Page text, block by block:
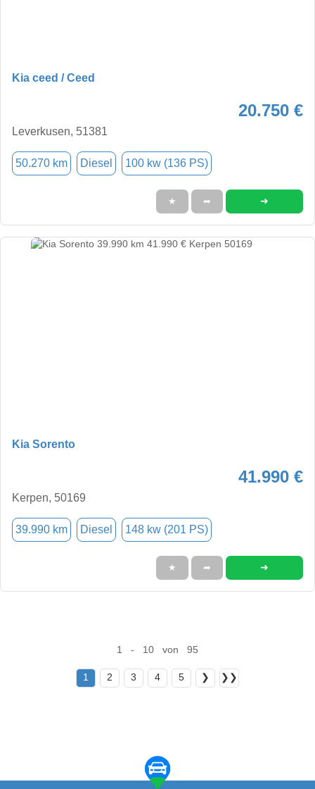
Kia ceed / Ceed
20.750 €
Leverkusen, 51381
50.270 km Diesel 100 kw (136 PS)
★ ➦ ➜
Kia Sorento
41.990 €
Kerpen, 50169
39.990 km Diesel 148 kw (201 PS)
★ ➦ ➜
1 - 10 von 95
1 2 3 4 5 ❯ ❯❯